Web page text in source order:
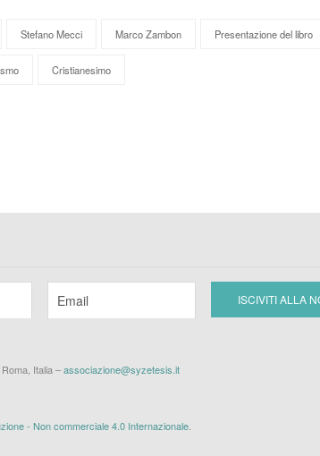
Stefano Mecci Marco Zambon Presentazione del libro
Cristianesimo
Italia –associazione@syzetesis.it
- Non commerciale 4.0 Internazionale